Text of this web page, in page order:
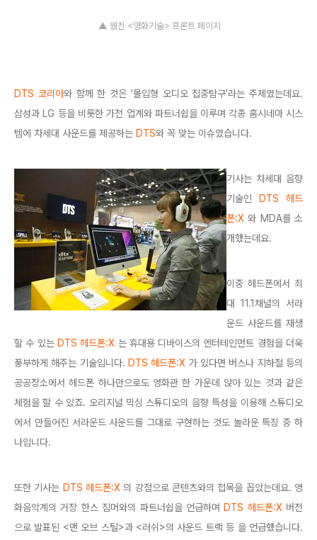
▲ 웹진 <영화기술> 프론트 페이지
DTS 코리아와 함께 한 것은 '몰입형 오디오 집중탐구'라는 주제였는데요.
삼성과 LG 등을 비롯한 가전 업계와 파트너쉽을 이루며 각종 홈시네마 시스
템에 차세대 사운드를 제공하는 DTS와 꼭 맞는 이슈였습니다.
기사는 차세대 음향
기술인
DTS 헤드
폰:X와 MDA를 소
개했는데요.
이중 헤드폰에서 최
대 11.1채널의 서라
운드 사운드를 재생
할 수 있는 DTS 헤드폰:X 는 휴대용 디바이스의 엔터테인먼트 경험을 더욱
풍부하게 해주는 기술입니다. DTS 헤드폰:X 가 있다면 버스나 지하철 등의
공공장소에서 헤드폰 하나만으로도 영화관 한 가운데 앉아 있는 것과 같은
체험을 할 수 있죠. 오리지널 믹싱 스튜디오의 음향 특성을 이용해 스튜디오
에서 만들어진 서라운드 사운드를 그대로 구현하는 것도 놀라운 특징 중 하
나입니다.
또한 기사는 DTS 헤드폰:X의 강점으로 콘텐츠와의 접목을 꼽았는데요. 영
화음악계의 거장 한스 짐머와의 파트너쉽을 언급하며 DTS 헤드폰:X 버전
으로 발표된 <맨 오브 스틸>과 <러쉬>의 사운드 트랙 등 을 언급했습니다.